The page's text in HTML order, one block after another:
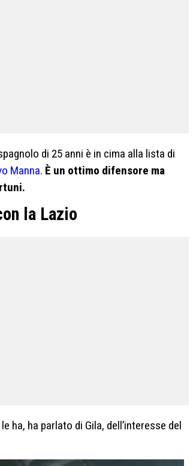
di 25 anni è in cima alla lista di
Manna. È un ottimo difensore ma
la Lazio
ha, ha parlato di Gila, dell’interesse del